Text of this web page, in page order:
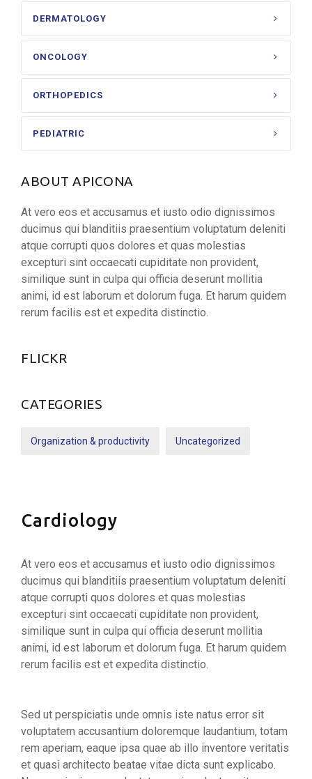
DERMATOLOGY
ONCOLOGY
ORTHOPEDICS
PEDIATRIC
ABOUT APICONA
At vero eos et accusamus et iusto odio dignissimos
ducimus qui blanditiis praesentium voluptatum deleniti
atque corrupti quos dolores et quas molestias
excepturi sint occaecati cupiditate non provident,
similique sunt in culpa qui officia deserunt mollitia
animi, id est laborum et dolorum fuga. Et harum quidem
rerum facilis est et expedita distinctio.
FLICKR
CATEGORIES
Organization & productivity Uncategorized
Cardiology
At vero eos et accusamus et iusto odio dignissimos
ducimus qui blanditiis praesentium voluptatum deleniti
atque corrupti quos dolores et quas molestias
excepturi sint occaecati cupiditate non provident,
similique sunt in culpa qui officia deserunt mollitia
animi, id est laborum et dolorum fuga. Et harum quidem
rerum facilis est et expedita distinctio.
Sed ut perspiciatis unde omnis iste natus error sit
voluptatem accusantium doloremque laudantium, totam
rem aperiam, eaque ipsa quae ab illo inventore veritatis
et quasi architecto beatae vitae dicta sunt explicabo.